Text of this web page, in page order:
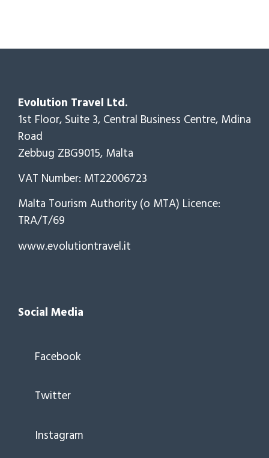
Evolution Travel Ltd.
1st Floor, Suite 3, Central Business Centre, Mdina
Road
Zebbug ZBG9015, Malta
VAT Number: MT22006723
Malta Tourism Authority (o MTA) Licence:
TRA/T/69
www.evolutiontravel.it
Social Media
Facebook
Twitter
Instagram